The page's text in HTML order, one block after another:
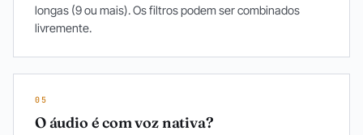
longas (9 ou mais). Os filtros podem ser combinados
livremente.
05
O áudio é com voz nativa?